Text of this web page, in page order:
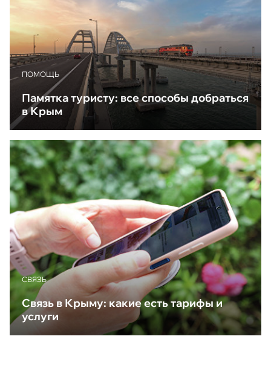
ПОМОЩЬ
Памятка туристу: все способы добраться
в Крым
CВЯЗЬ
Связь в Крыму: какие есть тарифы и
услуги